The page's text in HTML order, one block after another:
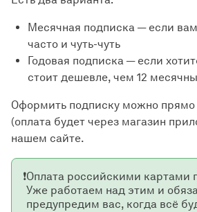
Месячная подписка — если
часто и чуть-чуть
Годовая подписка — если
стоит дешевле, чем 12
Оформить подписку можно
(оплата будет через магазин
нашем сайте.
❗Оплата российскими картами
Уже работаем над этим и
предупредим вас, когда всё